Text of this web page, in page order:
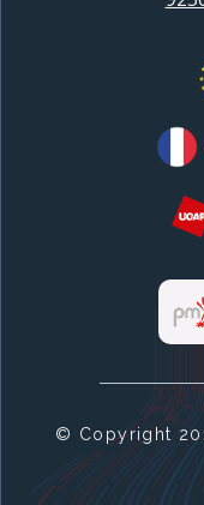
© Copyright